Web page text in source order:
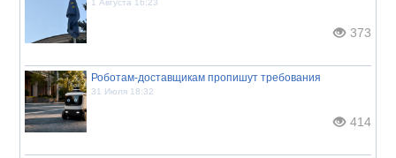
1 Августа 16:23
373
Роботам-доставщикам пропишут требования
31 Июля 18:32
414